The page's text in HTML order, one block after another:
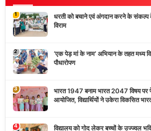
1
धरती को बचाने एवं अंगदान करने के संकल्प
विराम
2
‘एक पेड़ मां के नाम’ अभियान के तहत मध्य
पौधारोपण
3
भारत 1947 बनाम भारत 2047 विषय पर
आयोजित, विद्यार्थियों ने उकेरा विकसित
4 विद्यालय को गोद लेकर बच्चों के उज्ज्वल